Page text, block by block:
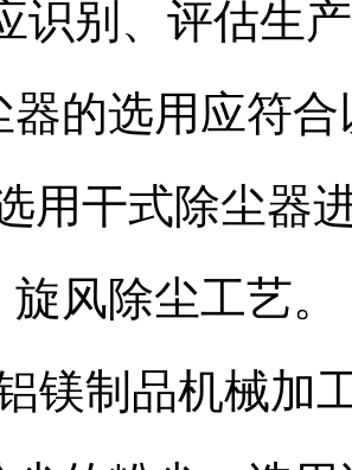
别、评估生产
器的选用应符
干式除尘器进
风除尘工艺。
制品机械加工